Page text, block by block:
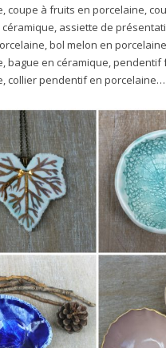
coupe à fruits en porcelaine,
assiette de
bol melon en
bague en céramique, pendentif
collier pendentif en porcelaine…